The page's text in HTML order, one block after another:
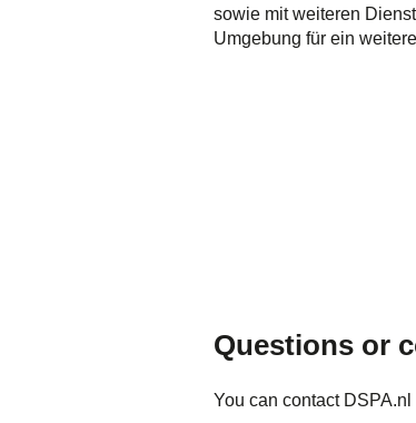
sowie mit weiteren
Umgebung für ein
Questions or
You can contact DSPA.nl